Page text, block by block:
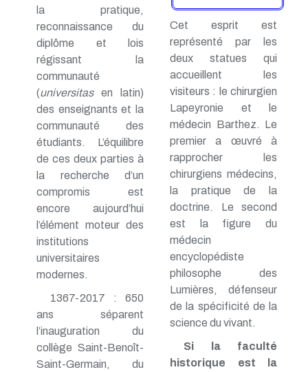
la pratique,
reconnaissance du
diplôme et lois
régissant la
communauté
(universitasen latin)
des enseignants et la
communauté des
étudiants. L’équilibre
de ces deux parties à
la recherche d’un
compromis est
encore aujourd’hui
l’élément moteur des
institutions
universitaires
modernes.
1367-2017 : 650
ans séparent
l’inauguration du
collège Saint-Benoît-
Saint-Germain, du
Cet esprit est
représenté par les
deux statues qui
accueillent les
visiteurs : le chirurgien
Lapeyronie et le
médecin Barthez. Le
premier a œuvré à
rapprocher les
chirurgiens médecins,
la pratique de la
doctrine. Le second
est la figure du
médecin
encyclopédiste
philosophe des
Lumières, défenseur
de la spécificité de la
science du vivant.
Si la faculté
historique est la